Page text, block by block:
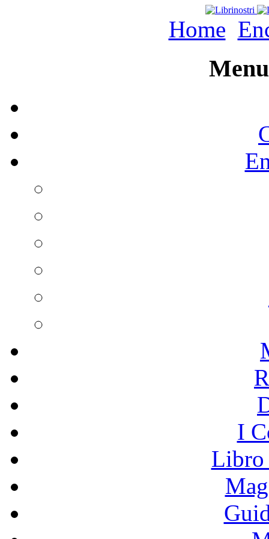
Home
I
Libro